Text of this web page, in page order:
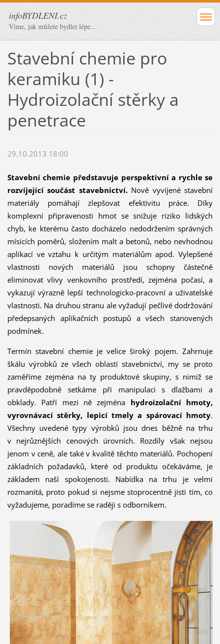
infoBYDLENI.cz
Víme, jak můžete bydlet lépe...
Stavební chemie pro
keramiku (1) -
Hydroizolační stěrky a
penetrace
29.10.2013 18:00
Stavební chemie představuje perspektivní a rychle se
rozvíjející součást stavebnictví.Nově vyvíjené stavební
materiály pomáhají zlepšovat efektivitu práce. Díky
komplexní připravenosti hmot se snižuje riziko lidských
chyb, ke kterému často docházelo nedodržením správných
mísicích poměrů, složením malt a betonů, nebo nevhodnou
aplikací ve vztahu k určitým materiálům apod. Vylepšené
vlastnosti nových materiálů jsou schopny částečně
eliminovat vlivy venkovního prostředí, zejména počasí, a
vykazují výrazně lepší technologicko-pracovní a uživatelské
vlastnosti. Na druhou stranu ale vyžadují pečlivé dodržování
předepsaných aplikačních postupů a všech stanovených
podmínek.
Termín stavební chemie je velice široký pojem. Zahrnuje
škálu výrobků ze všech oblastí stavebnictví, my se proto
zaměříme zejména na ty produktové skupiny, s nimiž se
pravděpodobně setkáme při manipulaci s dlažbami a
obklady. Patří mezi ně zejména hydroizolační hmoty,
vyrovnávací stěrky, lepicí tmely a spárovací hmoty.
Všechny uvedené typy výrobků jsou dnes běžně na trhu
v nejrůznějších cenových úrovních. Rozdíly však nejsou
jenom v ceně, ale také v kvalitě těchto materiálů. Pochopení
základních požadavků, které od produktu očekáváme, je
základem naší spokojenosti. Nabídka na trhu je velmi
rozmanitá, proto pokud si nejsme stoprocentně jisti tím, co
vyžadujeme, poradíme se raději s odborníkem.